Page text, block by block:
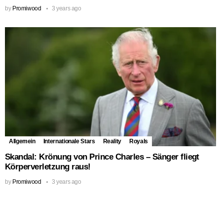
by Promiwood 3 years ago
Allgemein Internationale Stars Reality Royals
Skandal: Krönung von Prince Charles – Sänger fliegt
Körperverletzung raus!
by Promiwood 3 years ago